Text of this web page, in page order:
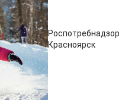
Роспотребнадзор
Красноярск